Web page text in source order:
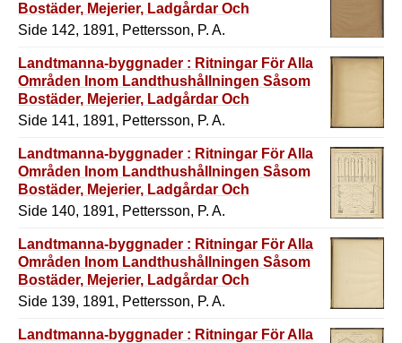
Bostäder, Mejerier, Ladgårdar Och
Redskapshus M.M.
Side 142, 1891, Pettersson, P. A.
Landtmanna-byggnader : Ritningar För Alla
Områden Inom Landthushållningen Såsom
Bostäder, Mejerier, Ladgårdar Och
Redskapshus M.M.
Side 141, 1891, Pettersson, P. A.
Landtmanna-byggnader : Ritningar För Alla
Områden Inom Landthushållningen Såsom
Bostäder, Mejerier, Ladgårdar Och
Redskapshus M.M.
Side 140, 1891, Pettersson, P. A.
Landtmanna-byggnader : Ritningar För Alla
Områden Inom Landthushållningen Såsom
Bostäder, Mejerier, Ladgårdar Och
Redskapshus M.M.
Side 139, 1891, Pettersson, P. A.
Landtmanna-byggnader : Ritningar För Alla